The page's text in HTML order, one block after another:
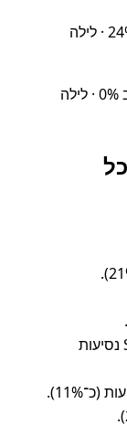
בוקר 21% · צהריים 38% · ערב 24% · לילה
בוקר 23% · צהריים 62% · ערב 0% · לילה
Sighisoara Hotel Transfer – 76 נסיעות